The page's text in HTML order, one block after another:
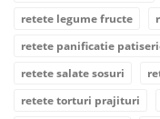
retete legume fructe
retete panificatie
retete salate sosuri
retete torturi prajituri